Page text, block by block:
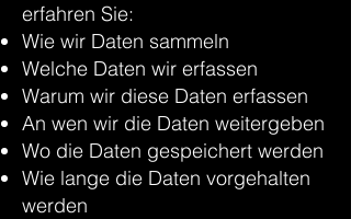
erfahren Sie:
Wie wir Daten sammeln
Welche Daten wir erfassen
Warum wir diese Daten erfassen
An wen wir die Daten weitergeben
Wo die Daten gespeichert werden
Wie lange die Daten vorgehalten
werden